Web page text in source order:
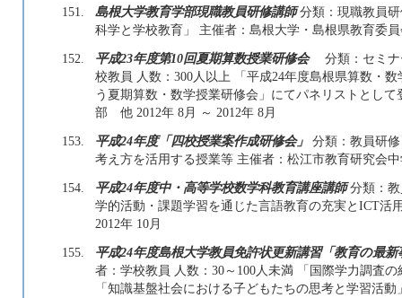
151.
島根大学教育学部現職教員研修講師分類：現職教員研
科学と学校教育」 主催者：島根大学・島根県教育委員
152.
平成23年度第10回夏期算数授業研修会
分類：セミ
校教員 人数：300人以上 「平成24年度島根県算数
う夏期算数・数学授業研修会」にてパネリストとし
部 他 2012年 8月 ～ 2012年 8月
153.
平成24年度「四校授業案作成研修会」
分類：教員研
考え方を活用する授業等 主催者：松江市教育研究会
154.
平成24年度中・高等学校数学科教育講座講師分類：教
学的活動・課題学習を通じた言語教育の充実とICT活
2012年 10月
155.
平成24年度島根大学教員免許状更新講習「教育の最新
者：学校教員 人数：30～100人未満 「国際学力調査
「知識基盤社会における子どもたちの思考と学習活